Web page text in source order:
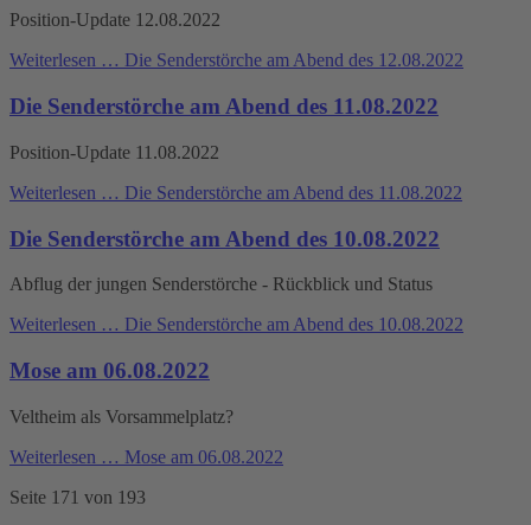
Position-Update 12.08.2022
Weiterlesen … Die Senderstörche am Abend des 12.08.2022
Die Senderstörche am Abend des 11.08.2022
Position-Update 11.08.2022
Weiterlesen … Die Senderstörche am Abend des 11.08.2022
Die Senderstörche am Abend des 10.08.2022
Abflug der jungen Senderstörche - Rückblick und Status
Weiterlesen … Die Senderstörche am Abend des 10.08.2022
Mose am 06.08.2022
Veltheim als Vorsammelplatz?
Weiterlesen … Mose am 06.08.2022
Seite 171 von 193